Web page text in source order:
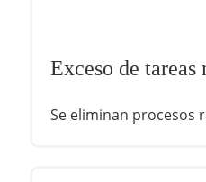
Exceso de tareas
Se eliminan procesos